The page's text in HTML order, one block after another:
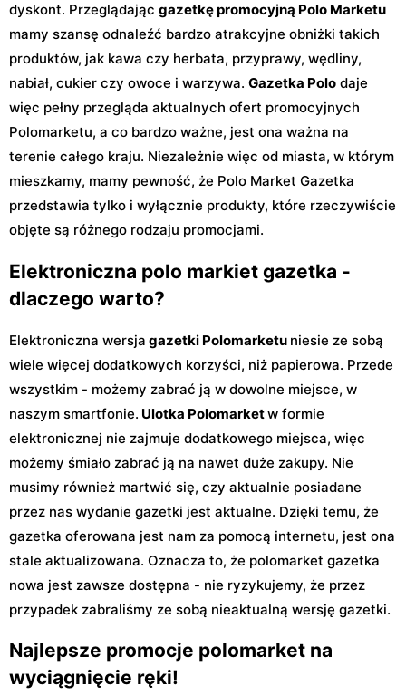
dyskont. Przeglądając gazetkę promocyjną Polo Marketu
mamy szansę odnaleźć bardzo atrakcyjne obniżki takich
produktów, jak kawa czy herbata, przyprawy, wędliny,
nabiał, cukier czy owoce i warzywa. Gazetka Polo daje
więc pełny przegląda aktualnych ofert promocyjnych
Polomarketu, a co bardzo ważne, jest ona ważna na
terenie całego kraju. Niezależnie więc od miasta, w którym
mieszkamy, mamy pewność, że Polo Market Gazetka
przedstawia tylko i wyłącznie produkty, które rzeczywiście
objęte są różnego rodzaju promocjami.
Elektroniczna polo markiet gazetka -
dlaczego warto?
Elektroniczna wersja gazetki Polomarketu niesie ze sobą
wiele więcej dodatkowych korzyści, niż papierowa. Przede
wszystkim - możemy zabrać ją w dowolne miejsce, w
naszym smartfonie. Ulotka Polomarketw formie
elektronicznej nie zajmuje dodatkowego miejsca, więc
możemy śmiało zabrać ją na nawet duże zakupy. Nie
musimy również martwić się, czy aktualnie posiadane
przez nas wydanie gazetki jest aktualne. Dzięki temu, że
gazetka oferowana jest nam za pomocą internetu, jest ona
stale aktualizowana. Oznacza to, że polomarket gazetka
nowa jest zawsze dostępna - nie ryzykujemy, że przez
przypadek zabraliśmy ze sobą nieaktualną wersję gazetki.
Najlepsze promocje polomarket na
wyciągnięcie ręki!